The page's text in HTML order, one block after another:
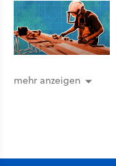
mehr anzeigen